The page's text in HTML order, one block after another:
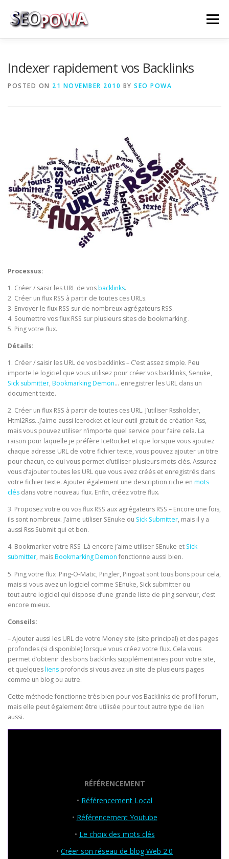
Menu
Indexer rapidement vos Backlinks
POSTED ON 21 NOVEMBER 2010 BY SEO POWA
Processus:
1. Créer / saisir les URL de vosbacklinks.
2. Créer un flux RSS à partir de toutes ces URLs.
3. Envoyer le flux RSS sur de nombreux agrégateurs RSS.
4. Soumettre vos flux RSS sur plusieurs sites de bookmarking .
5. Ping votre flux.
Détails:
1. Créer / saisir les URL de vos backlinks – C’est assez simple. Peu
importe le logiciel que vous utilisez pour créer vos backlinks, Senuke,
Sick submitter, Bookmarking Demon… enregistrer les URL dans un
document texte.
2. Créer un flux RSS à partir de toutes ces URL. J’utiliser Rssholder,
Html2Rss…J’aime aussi Icerocket et leur outil gratuit de création Rss,
mais vous pouvez utiliser n’importe quel service pour faire cela. La
raison pour laquelle je préfère IceRocket et que lorsque vous ajoutez
chaque adresse URL de votre fichier texte, vous pouvez ajouter un titre
pour chacun, ce qui vous permet d’utiliser plusieurs mots-clés. Assurez-
vous d’ajouter toutes les URL que vous avez créés et enregistrés dans
votre fichier texte. Ajouter également une description riche en mots
clés dans votre nouveau flux. Enfin, créez votre flux.
3. Proposez votre ou vos flux RSS aux agrégateurs RSS – Encore une fois,
ils sont nombreux. J’aime utiliser SEnuke ou Sick Submitter, mais il y a
aussi Rss Submit qui et bon.
4. Bookmarker votre RSS .Là encore j’aime utiliser SEnuke et Sick
submitter, maisBookmarking Demon fonctionne aussi bien.
5. Ping votre flux .Ping-O-Matic, Pingler, Pingoat sont tous bons pour cela,
mais si vous avez un logiciel comme SEnuke, Sick submitter ou
tout autre logiciel qui dispose d’une grande liste de ping serveur, c’est
encore mieux.
Conseils:
– Ajouter aussi les URL de votre Money site (site principal) et des pages
profondes (si disponible) lorsque vous créez votre flux. Cela vous
permet d’obtenir des bons backlinks supplémentaires pour votre site,
et quelquesliens profonds si vous avez un site de plusieurs pages
comme un blog ou autre.
Cette méthode fonctionne très bien pour vos Backlinks de profil forum,
mais elle peut également être utilisée pour tout autre type de lien
aussi.
RÉFÉRENCEMENT
• Référencement Local
• Référencement Youtube
• Le choix des mots clés
• Créer son réseau de blog Web 2.0